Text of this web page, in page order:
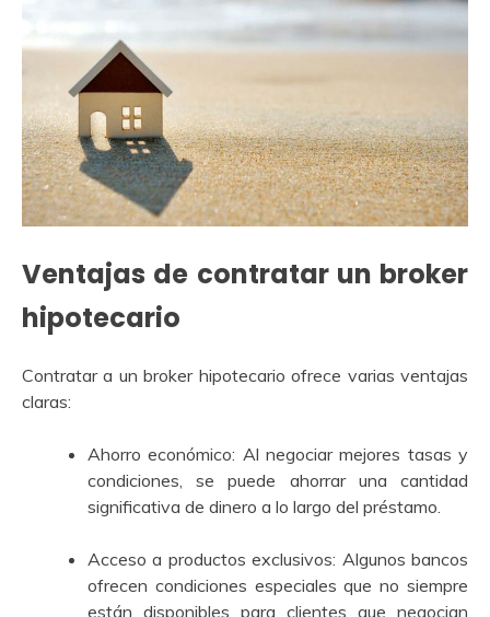
Ventajas de contratar un broker
hipotecario
Contratar a un broker hipotecario ofrece varias ventajas
claras:
Ahorro económico: Al negociar mejores tasas y
condiciones, se puede ahorrar una cantidad
significativa de dinero a lo largo del préstamo.
Acceso a productos exclusivos: Algunos bancos
ofrecen condiciones especiales que no siempre
están disponibles para clientes que negocian